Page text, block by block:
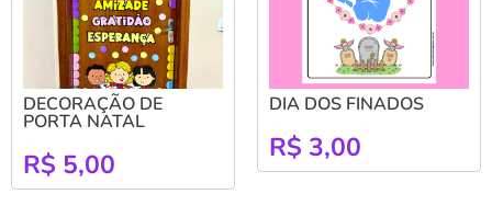
DECORAÇÃO DE
PORTA NATAL
R$ 5,00
DIA DOS FINADOS
R$ 3,00